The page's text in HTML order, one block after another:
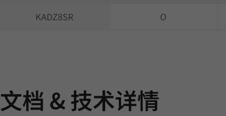
KADZ8SR O
文档 & 技术详情